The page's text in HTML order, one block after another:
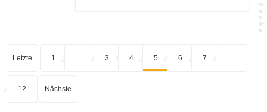
Letzte 1 3 4 5 6 7
12 Nächste